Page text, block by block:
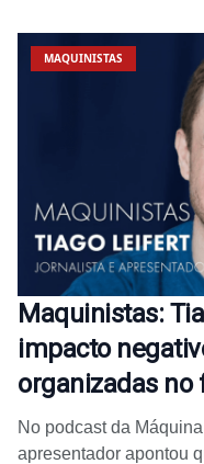
MAQUINISTAS
Maquinistas:
impacto
organizadas
No podcast da
apresentador apontou